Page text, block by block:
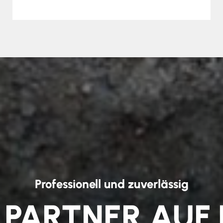
Professionell und zuverlässig